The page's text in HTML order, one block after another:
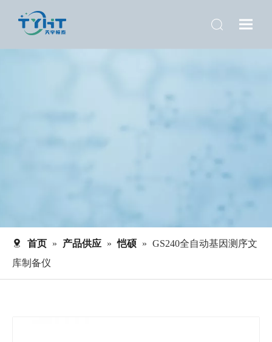
首页 » 产品供应 » 恺硕 » GS240全自动基因测序文
库制备仪